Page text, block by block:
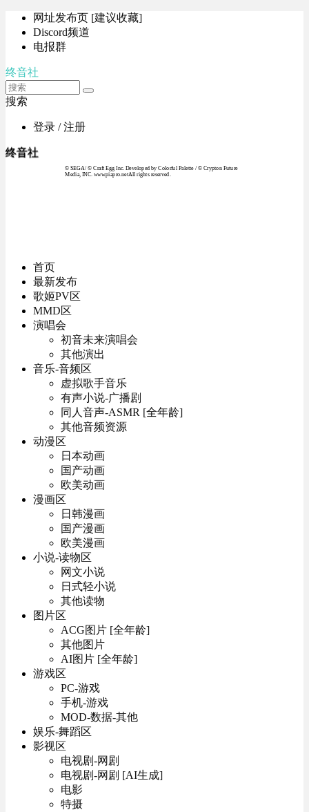
网址发布页 [建议收藏]
Discord频道
电报群
终音社
搜索
登录 / 注册
终音社
© SEGA / © Craft Egg Inc. Developed by Colorful Palette / © Crypton Future
Media, INC. www.piapro.netAll rights reserved.
首页
最新发布
歌姬PV区
MMD区
演唱会
初音未来演唱会
其他演出
音乐-音频区
虚拟歌手音乐
有声小说-广播剧
同人音声-ASMR [全年龄]
其他音频资源
动漫区
日本动画
国产动画
欧美动画
漫画区
日韩漫画
国产漫画
欧美漫画
小说-读物区
网文小说
日式轻小说
其他读物
图片区
ACG图片 [全年龄]
其他图片
AI图片 [全年龄]
游戏区
PC-游戏
手机-游戏
MOD-数据-其他
娱乐-舞蹈区
影视区
电视剧-网剧
电视剧-网剧 [AI生成]
电影
特摄